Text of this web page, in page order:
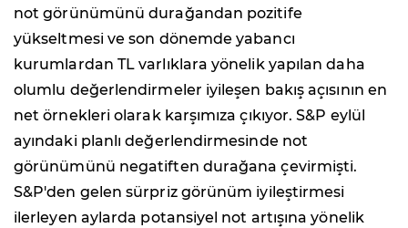
not görünümünü durağandan pozitife
yükseltmesi ve son dönemde yabancı
kurumlardan TL varlıklara yönelik yapılan daha
olumlu değerlendirmeler iyileşen bakış açısının en
net örnekleri olarak karşımıza çıkıyor. S&P eylül
ayındaki planlı değerlendirmesinde not
görünümünü negatiften durağana çevirmişti.
S&P'den gelen sürpriz görünüm iyileştirmesi
ilerleyen aylarda potansiyel not artışına yönelik